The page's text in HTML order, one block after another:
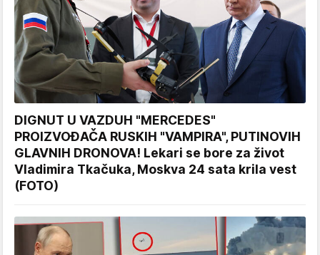
DIGNUT U VAZDUH "MERCEDES"
PROIZVOĐAČA RUSKIH "VAMPIRA", PUTINOVIH
GLAVNIH DRONOVA! Lekari se bore za život
Vladimira Tkačuka, Moskva 24 sata krila vest
(FOTO)